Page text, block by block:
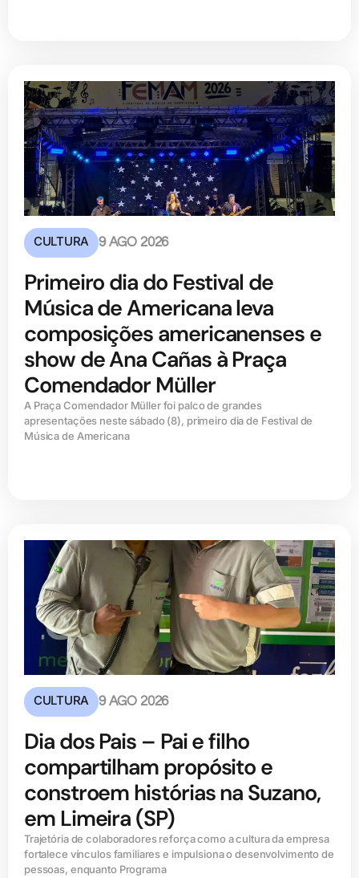
CULTURA 9 AGO 2026
Primeiro dia do Festival de
Música de Americana leva
composições americanenses e
show de Ana Cañas à Praça
Comendador Müller
A Praça Comendador Müller foi palco de grandes
apresentações neste sábado (8), primeiro dia de Festival de
Música de Americana
CULTURA 9 AGO 2026
Dia dos Pais – Pai e filho
compartilham propósito e
constroem histórias na Suzano,
em Limeira (SP)
Trajetória de colaboradores reforça como a cultura da empresa
fortalece vínculos familiares e impulsiona o desenvolvimento de
pessoas, enquanto Programa